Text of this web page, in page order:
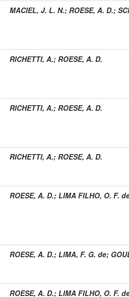
MACIEL, J. L. N.; ROESE, A. D.;
RICHETTI, A.; ROESE, A. D.
RICHETTI, A.; ROESE, A. D.
RICHETTI, A.; ROESE, A. D.
ROESE, A. D.; LIMA FILHO, O. F.
ROESE, A. D.; LIMA, F. G. de;
ROESE, A. D.; LIMA FILHO, O. F.